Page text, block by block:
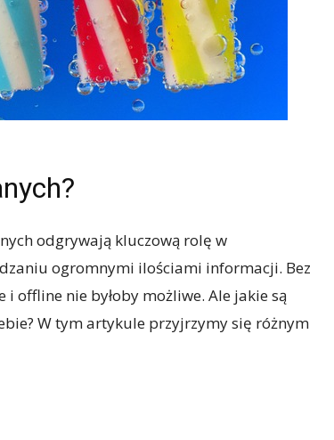
odgrywają kluczową rolę w
ogromnymi ilościami informacji. Bez
offline nie byłoby możliwe. Ale jakie są
W tym artykule przyjrzymy się różnym